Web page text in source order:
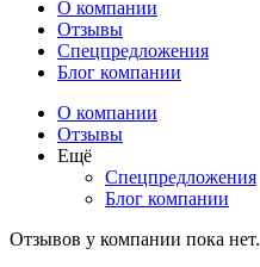
О компании
Отзывы
Спецпредложения
Блог компании
О компании
Отзывы
Ещё
Спецпредложения
Блог компании
Отзывов у компании пока нет.